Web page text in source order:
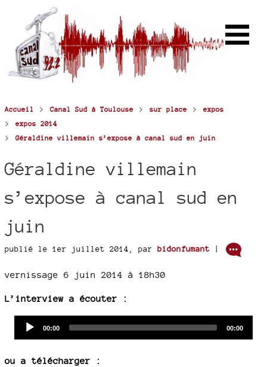
Accueil > Canal Sud à Toulouse > sur place > expos
> expos 2014
> Géraldine villemain s’expose à canal sud en juin
Géraldine villemain
s’expose à canal sud en
juin
publié le 1er juillet 2014, par bidonfumant |
vernissage 6 juin 2014 à 18h30
L’interview a écouter :
Current
00:00
Total
00:00
ou a télécharger :